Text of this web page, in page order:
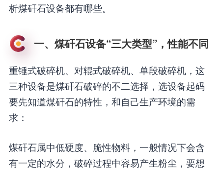
析煤矸石设备都有哪些。
一、煤矸石设备“三大类型”，性能不同
重锤式破碎机、对辊式破碎机、单段破碎机，这
三种设备是煤矸石破碎的不二选择，选设备起码
要先知道煤矸石的特性，和自己生产环境的需
求：
煤矸石属中低硬度、脆性物料，一般情况下会含
有一定的水分，破碎过程中容易产生粉尘，要想